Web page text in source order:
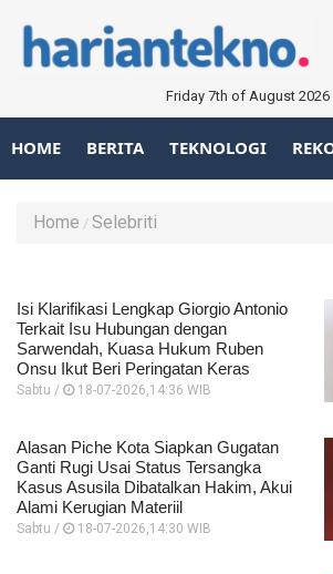
Friday 7th of August 2026
HOME BERITA TEKNOLOGI
Home Selebriti
Isi Klarifikasi Lengkap Giorgio Antonio
Terkait Isu Hubungan dengan
Sarwendah, Kuasa Hukum Ruben
Onsu Ikut Beri Peringatan Keras
Sabtu / 18-07-2026,14:36 WIB
Alasan Piche Kota Siapkan Gugatan
Ganti Rugi Usai Status Tersangka
Kasus Asusila Dibatalkan Hakim, Akui
Alami Kerugian Materiil
Sabtu / 18-07-2026,14:30 WIB